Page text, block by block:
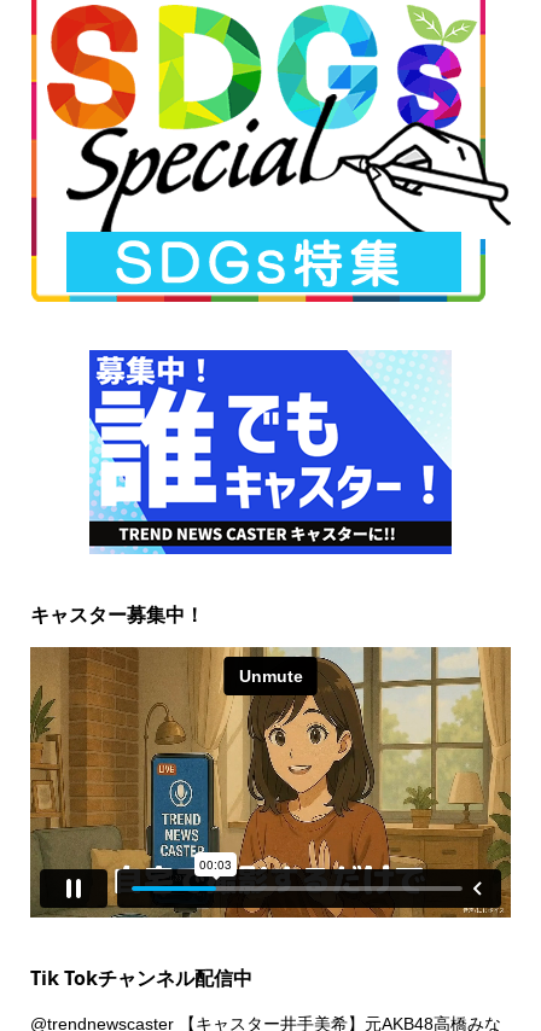
キャスター募集中！
Tik Tokチャンネル配信中
@trendnewscaster【キャスター井手美希】元AKB48高橋みな